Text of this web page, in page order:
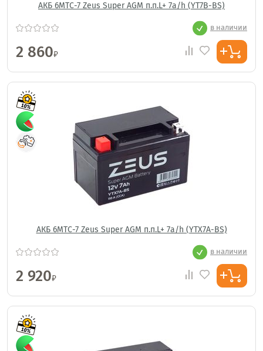
АКБ 6МТС-7 Zeus Super AGM п.п.L+ 7a/h (YT7B-BS)
в наличии
2 860₽
АКБ 6МТС-7 Zeus Super AGM п.п.L+ 7a/h (YTX7A-BS)
в наличии
2 920₽